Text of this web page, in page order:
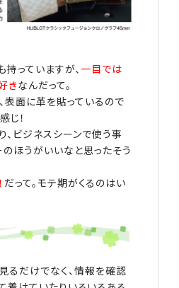
っていますが、 一目では
きなんだって。
表面に革を貼っているので
じ！
ビジネスシーンで使う事
のほうがいいなと思ったそう
だって。モテ期がくるのはい
るだけでなく、情報を確認